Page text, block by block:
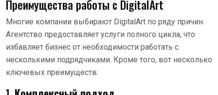
Преимущества работы с DigitalArt
Многие компании выбирают DigitalArt по ряду причин.
Агентство предоставляет услуги полного цикла, что
избавляет бизнес от необходимости работать с
несколькими подрядчиками. Кроме того, вот несколько
ключевых преимуществ: